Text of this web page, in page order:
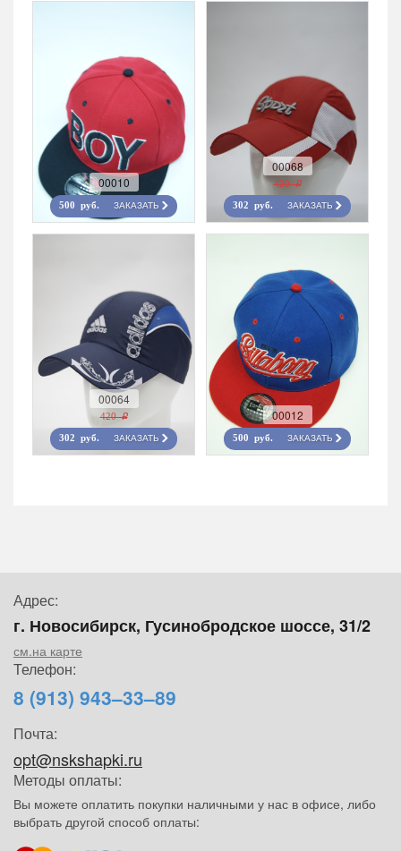
00010
500 руб. ЗАКАЗАТЬ
00068
420 r
302 руб. ЗАКАЗАТЬ
00064
420 r
302 руб. ЗАКАЗАТЬ
00012
500 руб. ЗАКАЗАТЬ
Адрес:
г. Новосибирск, Гусинобродское шоссе, 31/2
см.на карте
Телефон:
8 (913) 943–33–89
Почта:
opt@nskshapki.ru
Методы оплаты:
Вы можете оплатить покупки наличными у нас в офисе, либо
выбрать другой способ оплаты: